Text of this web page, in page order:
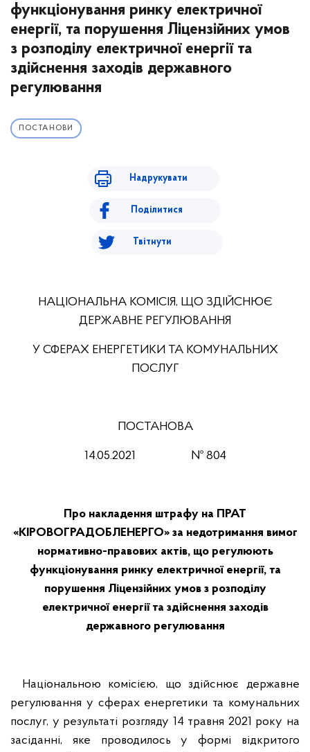
функціонування ринку електричної
енергії, та порушення Ліцензійних умов
з розподілу електричної енергії та
здійснення заходів державного
регулювання
ПОСТАНОВИ
Надрукувати
Поділитися
Твітнути
НАЦІОНАЛЬНА КОМІСІЯ, ЩО ЗДІЙСНЮЄ
ДЕРЖАВНЕ РЕГУЛЮВАННЯ
У СФЕРАХ ЕНЕРГЕТИКИ ТА КОМУНАЛЬНИХ
ПОСЛУГ
ПОСТАНОВА
14.05.2021 № 804
Про накладення штрафу на ПРАТ
«КІРОВОГРАДОБЛЕНЕРГО» за недотримання вимог
нормативно-правових актів, що регулюють
функціонування ринку електричної енергії, та
порушення Ліцензійних умов з розподілу
електричної енергії та здійснення заходів
державного регулювання
Національною комісією, що здійснює державне
регулювання у сферах енергетики та комунальних
послуг, у результаті розгляду 14 травня 2021 року на
засіданні, яке проводилось у формі відкритого